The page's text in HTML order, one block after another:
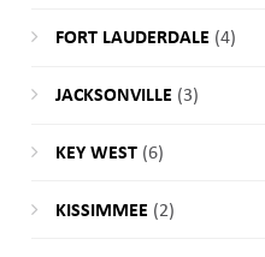
FORT LAUDERDALE (4)
JACKSONVILLE (3)
KEY WEST(6)
KISSIMMEE (2)